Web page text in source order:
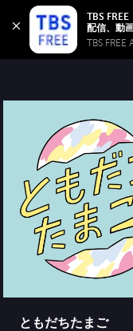
TBS
TBS FREE
TBS FREE
無料見逃し配信
ともだちたまご